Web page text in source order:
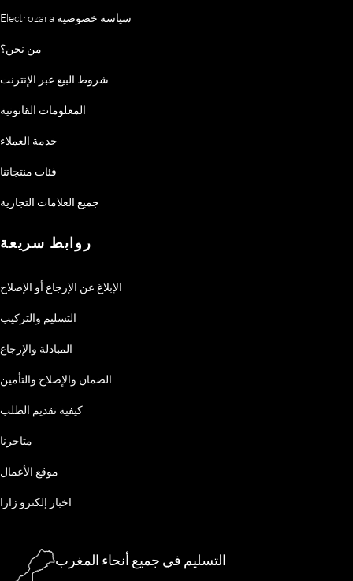
Electrozara سياسة خصوصية
من نحن؟
شروط البيع عبر الإنترنت
المعلومات القانونية
خدمة العملاء
فئات منتجاتنا
جميع العلامات التجارية
روابط سريعة
الإبلاغ عن الإرجاع أو الإصلاح
التسليم والتركيب
المبادلة والإرجاع
الضمان والإصلاح والتأمين
كيفية تقديم الطلب
متاجرنا
موقع الأعمال
اخبار إلكترو زارا
التسليم في جميع أنحاء المغرب